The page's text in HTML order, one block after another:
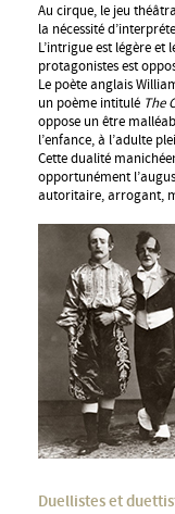
Au cirque, le jeu
la nécessité
L’intrigue est légère et
protagonistes est
Le poète anglais
un poème intitulé The
oppose un être
l’enfance, à l’adulte
Cette dualité
opportunément
autoritaire, arrogant,
Duellistes et